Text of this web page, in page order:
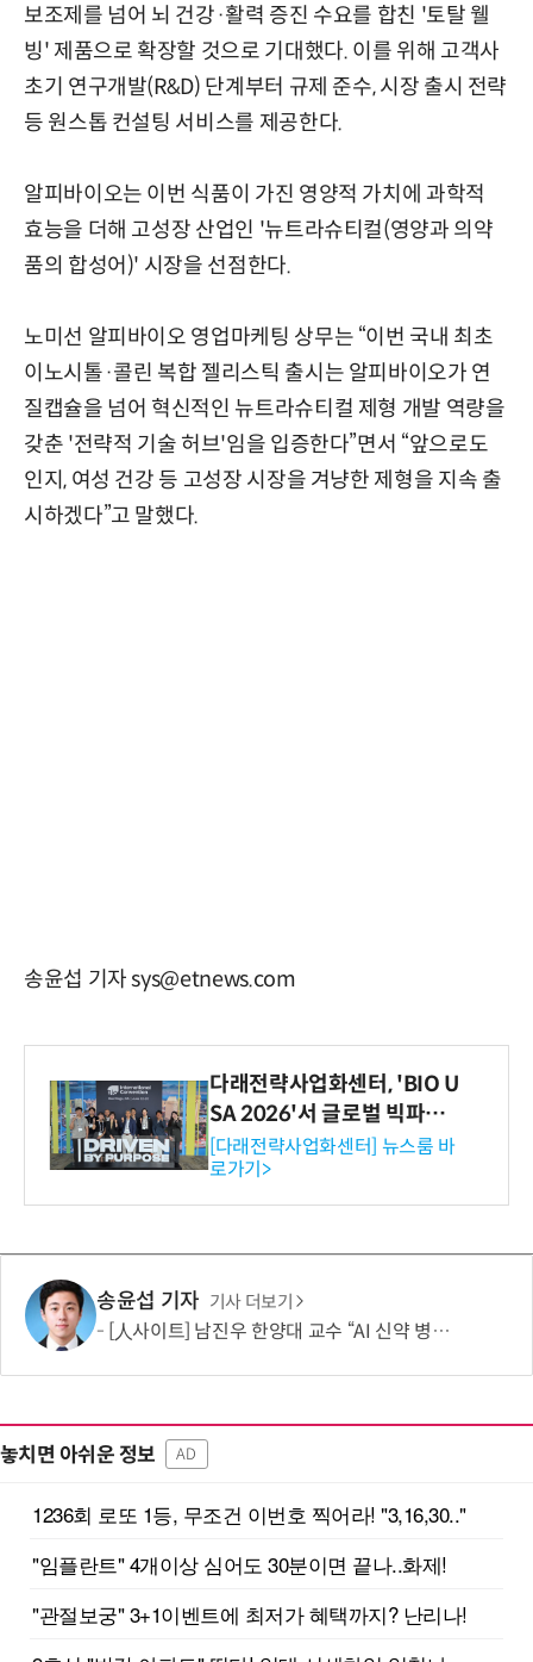
보조제를 넘어 뇌 건강·활력 증진 수요를 합친 '토탈 웰
빙' 제품으로 확장할 것으로 기대했다. 이를 위해 고객사
초기 연구개발(R&D) 단계부터 규제 준수, 시장 출시 전략
등 원스톱 컨설팅 서비스를 제공한다.
알피바이오는 이번 식품이 가진 영양적 가치에 과학적
효능을 더해 고성장 산업인 '뉴트라슈티컬(영양과 의약
품의 합성어)' 시장을 선점한다.
노미선 알피바이오 영업마케팅 상무는 “이번 국내 최초
이노시톨·콜린 복합 젤리스틱 출시는 알피바이오가 연
질캡슐을 넘어 혁신적인 뉴트라슈티컬 제형 개발 역량을
갖춘 '전략적 기술 허브'임을 입증한다”면서 “앞으로도
인지, 여성 건강 등 고성장 시장을 겨냥한 제형을 지속 출
시하겠다”고 말했다.
송윤섭 기자 sys@etnews.com
다래전략사업화센터, 'BIO U
SA 2026'서 글로벌 빅파마
와의 비즈니스 미팅 지원…K
-바이오 해외 진출 교두보 확
보
[다래전략사업화센터] 뉴스룸 바
로가기>
송윤섭 기자 기사 더보기
[人사이트] 남진우 한양대 교수 “AI 신약 병목, K-문샷으로 극복해 개발 속도 10배 향상”
놓치면 아쉬운 정보 AD